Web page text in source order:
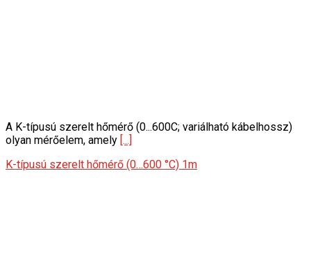
A K-típusú szerelt hőmérő (0...600C; variálható kábelhossz)
olyan mérőelem, amely [...]
K-típusú szerelt hőmérő (0…600 °C) 1m